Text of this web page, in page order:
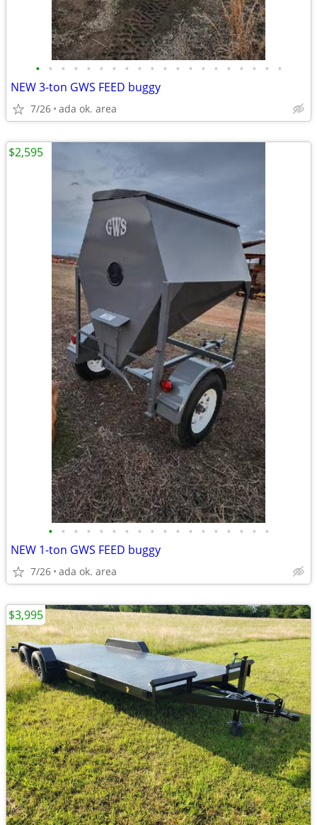
• • • • • • • • • • • • • • • • • • • •
NEW 3-ton GWS FEED buggy
7/26 ada ok. area
• • • • • • • • • • • • • • • • • •
NEW 1-ton GWS FEED buggy
7/26 ada ok. area
$2,595
$3,995